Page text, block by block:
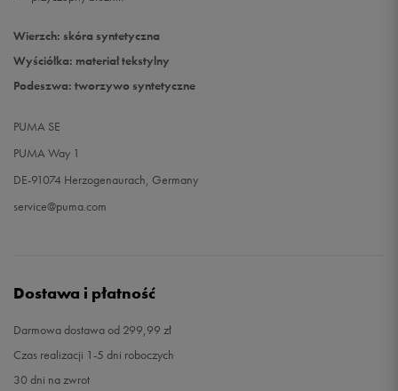
Wierzch: skóra syntetyczna
Wyściółka: materiał tekstylny
Podeszwa: tworzywo syntetyczne
PUMA SE
PUMA Way 1
DE-91074 Herzogenaurach, Germany
service@puma.com
Dostawa i płatność
Darmowa dostawa od 299,99 zł
Czas realizacji 1-5 dni roboczych
30 dni na zwrot